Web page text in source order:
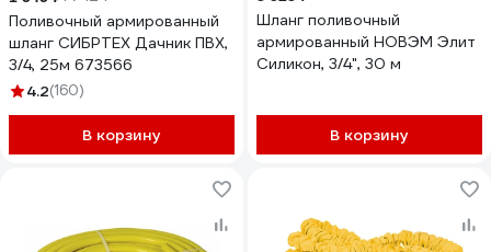
Поливочный армированный
шланг СИБРТЕХ Дачник ПВХ,
3/4, 25м 673566
4.2(160)
В корзину
Шланг поливочный
армированный НОВЭМ Элит
Силикон, 3/4", 30 м
В корзину